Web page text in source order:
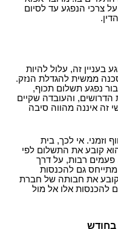
צרכי הנפגע עד לסיום
בעניין זה, עלול להיות
ממשית להגדלת הנזק.
נפגע תשלום תכוף,
והעובדה שקיים
זה איננה מהווה סיבה
וזמני. אי לכך, בית
קובע את התשלום לפי
פעמים רבות, על דרך
גם להכנסות
את חבותה של חברת
להכנסות אלו אל מול